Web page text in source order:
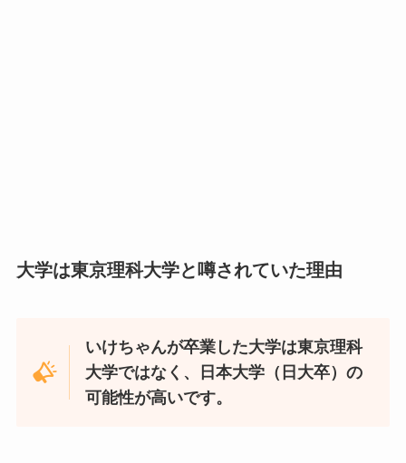
大学は東京理科大学と噂されていた理由
いけちゃんが卒業した大学は東京理科
大学ではなく、日本大学（日大卒）の
可能性が高いです。